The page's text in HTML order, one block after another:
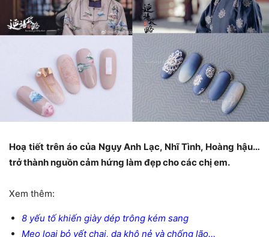
Hoạ tiết trên áo của Ngụy Anh Lạc, Nhĩ Tình, Hoàng hậu…
trở thành nguồn cảm hứng làm đẹp cho các chị em.
Xem thêm:
8 yếu tố khiến giày dép trông kém sang
Mẹo loại bỏ vết chai, da khô nẻ và chống lão…